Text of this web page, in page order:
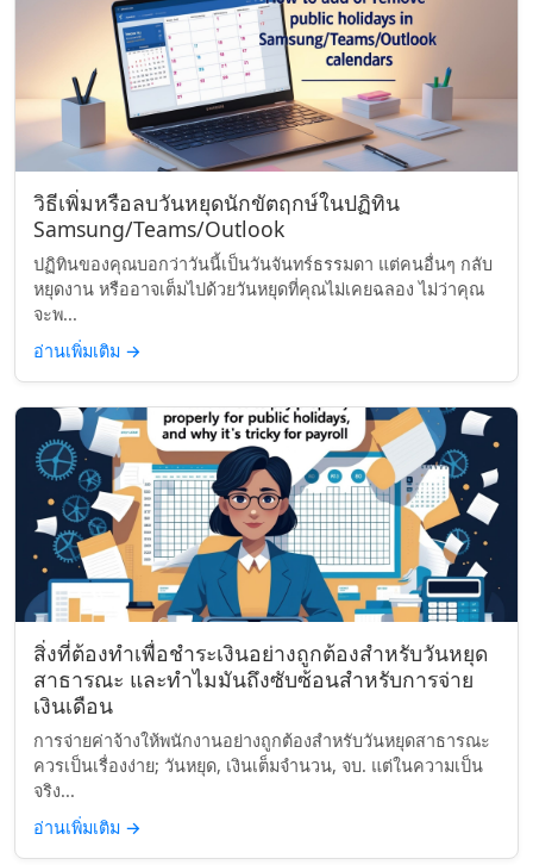
วิธีเพิ่มหรือลบวันหยุดนักขัตฤกษ์ในปฏิทิน
Samsung/Teams/Outlook
ปฏิทินของคุณบอกว่าวันนี้เป็นวันจันทร์ธรรมดา แต่คนอื่นๆ กลับ
หยุดงาน หรืออาจเต็มไปด้วยวันหยุดที่คุณไม่เคยฉลอง ไม่ว่าคุณ
จะพ...
อ่านเพิ่มเติม →
สิ่งที่ต้องทำเพื่อชำระเงินอย่างถูกต้องสำหรับวันหยุด
สาธารณะ และทำไมมันถึงซับซ้อนสำหรับการจ่าย
เงินเดือน
การจ่ายค่าจ้างให้พนักงานอย่างถูกต้องสำหรับวันหยุดสาธารณะ
ควรเป็นเรื่องง่าย; วันหยุด, เงินเต็มจำนวน, จบ. แต่ในความเป็น
จริง...
อ่านเพิ่มเติม →